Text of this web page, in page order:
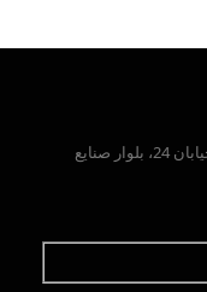
تهران، اسلامشهر،شهرک صنعتی چهاردانگه ، خیابان 24، بلوار صنایع